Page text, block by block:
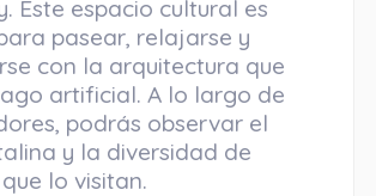
Este espacio cultural es
pasear, relajarse y
con la arquitectura que
artificial. A lo largo de
podrás observar el
y la diversidad de
lo visitan.